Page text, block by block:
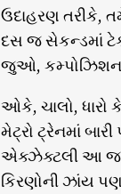
ઉદાહરણ તરીકે,
દસ જ સેકન્ડમાં
જુઓ, કમ્પોઝિશન
ઓકે, ચાલો, ધારો
મેટ્રો ટ્રેનમાં
એક્ઝેક્ટલી આ જ
કિરણોની ઝાંય